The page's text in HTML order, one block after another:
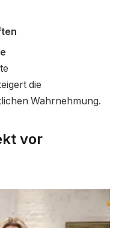
die
Wahrnehmung.
vor